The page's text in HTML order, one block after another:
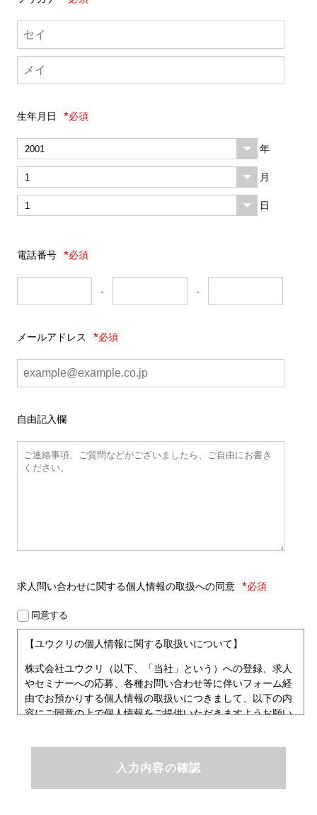
生年月日 *必須
年
月
日
電話番号 *必須
- -
メールアドレス *必須
自由記入欄
求人問い合わせに関する個人情報の取扱への同意 *必須
同意する
【ユウクリの個人情報に関する取扱いについて】
株式会社ユウクリ（以下、「当社」という）への登録、求人
やセミナーへの応募、各種お問い合わせ等に伴いフォーム経
由でお預かりする個人情報の取扱いにつきまして、以下の内
容にご同意の上で個人情報をご提供いただきますようお願い
ユウクリにおける個人情報保護方針